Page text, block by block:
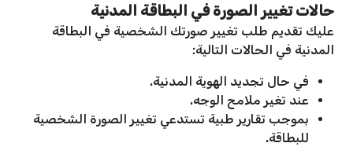
حالات تغيير الصورة في البطاقة المدنية
عليك تقديم طلب تغيير صورتك الشخصية في البطاقة
المدنية في الحالات التالية:
في حال تجديد الهوية المدنية.
عند تغير ملامح الوجه.
بموجب تقارير طبية تستدعي تغيير الصورة الشخصية
للبطاقة.